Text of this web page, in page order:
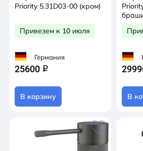
Priority 5.31D03-00 (хром)
Привезем к 10 июля
Германия
25600 q
В корзину В